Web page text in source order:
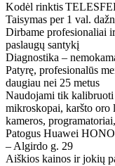
Kodėl rinktis
Taisymas per 1 val.
Dirbame profesionaliai
paslaugų santykį
Diagnostika –
Patyrę, profesionalūs
daugiau nei 25 metus
Naudojami tik
mikroskopai, karšto oro
kameros,
Patogus Huawei
– Algirdo g. 29
Aiškios kainos ir jokių